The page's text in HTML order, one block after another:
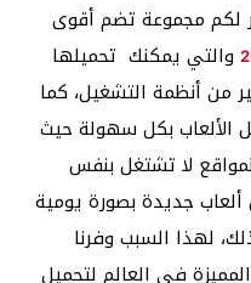
لكم مجموعة تضم أقوى
والتي يمكنك تحميلها
من أنظمة التشغيل، كما
الألعاب بكل سهولة حيث
لا تشتغل بنفس
جديدة بصورة يومية
لهذا السبب وفرنا
فى العالم لتحميل